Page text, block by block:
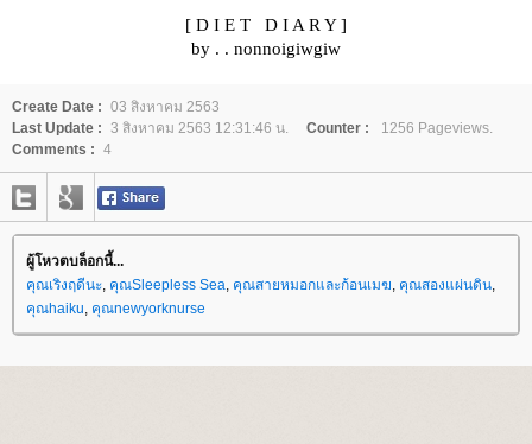
[ D I E T D I A R Y]
by . . nonnoigiwgiw
Create Date : 03 สิงหาคม 2563
Last Update : 3 สิงหาคม 2563 12:31:46 น. Counter :
1256 Pageviews.
Comments : 4
ผู้โหวตบล็อกนี้...
คุณเริงฤดีนะ, คุณSleepless Sea, คุณสายหมอกและก้อนเมฆ, คุณสองแผ่นดิน,
คุณhaiku, คุณnewyorknurse